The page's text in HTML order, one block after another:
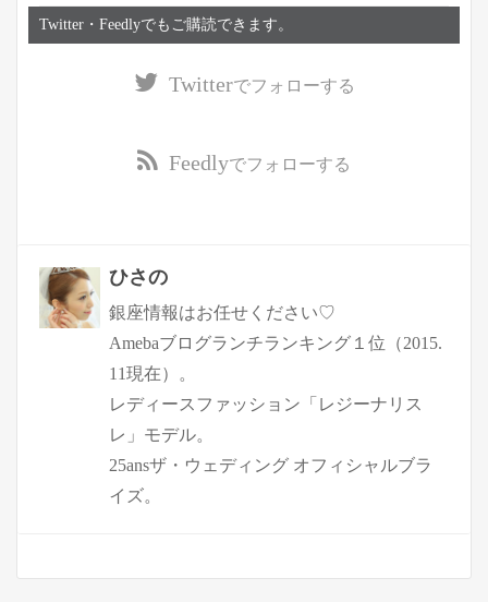
Twitter・Feedlyでもご購読できます。
Twitterでフォローする
Feedlyでフォローする
ひさの
銀座情報はお任せください♡
Amebaブログランチランキング１位（2015.
11現在）。
レディースファッション「レジーナリス
レ」モデル。
25ansザ・ウェディング オフィシャルブラ
イズ。